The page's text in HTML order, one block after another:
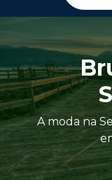
A moda na